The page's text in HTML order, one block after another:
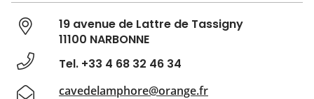
19 avenue de Lattre de Tassigny
11100 NARBONNE
Tel. +33 4 68 32 46 34
cavedelamphore@orange.fr